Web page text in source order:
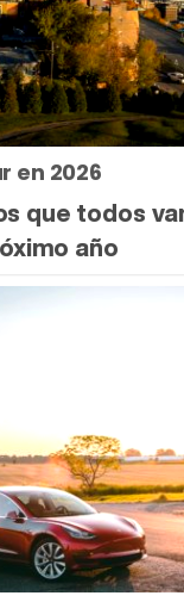
en 2026
que todos
año